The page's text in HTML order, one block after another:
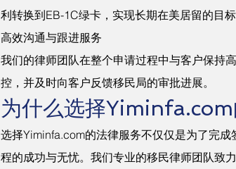
利转换到EB-1C绿卡，实现长期在美居留的目标
高效沟通与跟进服务
我们的律师团队在整个申请过程中与客户保持
控，并及时向客户反馈移民局的审批进展。
为什么选择
选择Yiminfa.com的法律服务不仅仅是为了完
程的成功与无忧。我们专业的移民律师团队致